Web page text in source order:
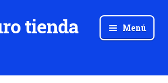
tienda
Menú